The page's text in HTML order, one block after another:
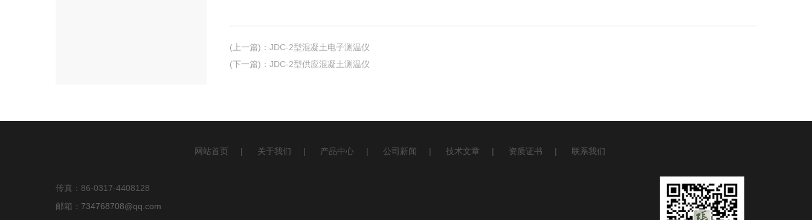
(上一篇) ： JDC-2型混凝土电子测温仪
(下一篇) ： JDC-2型供应混凝土测温仪
网站首页 | 关于我们 | 产品中心 | 公司新闻 | 技术文章 | 资质证书 | 联系我们
传真：86-0317-4408128
邮箱： 734768708@qq.com